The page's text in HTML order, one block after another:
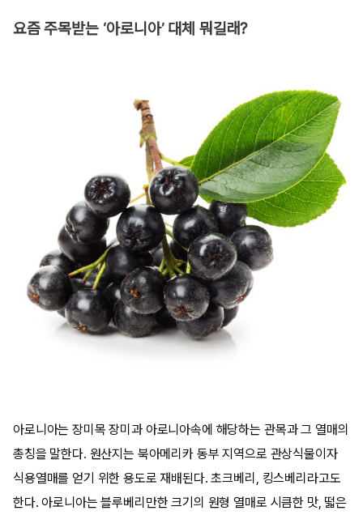
요즘 주목받는 ‘아로니아’ 대체 뭐길래?
아로니아는 장미목 장미과 아로니아속에 해당하는 관목과 그 열매의
총칭을 말한다. 원산지는 북아메리카 동부 지역으로 관상식물이자
식용열매를 얻기 위한 용도로 재배된다. 초크베리, 킹스베리라고도
한다. 아로니아는 블루베리만한 크기의 원형 열매로 시큼한 맛, 떫은